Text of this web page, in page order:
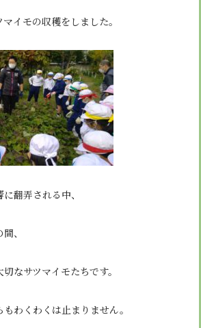
入選
について
個人情報保護方針
follow us
イモの収穫をしました。
翻弄される中、
、
なサツマイモたちです。
わくわくは止まりません。